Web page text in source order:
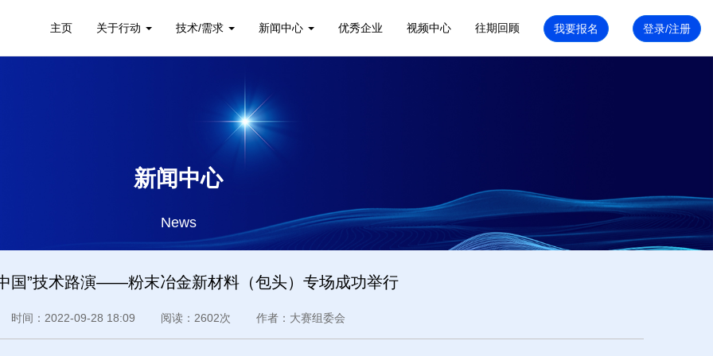
主页 关于行动 技术/需求 新闻中心 优秀企业 视频中心 往期回顾
新闻中心
News
国”技术路演——粉末冶金新材料（包头）专场成功举行
时间：2022-09-28 18:09 阅读：2602次 作者：大赛组委会